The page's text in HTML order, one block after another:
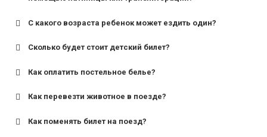
С какого возраста ребенок может ездить один?
для поездов дальнего следования — от 10 лет и
для пригородных поездов — от 7 лет.
Сколько будет стоит детский билет?
Как оплатить постельное белье?
Как перевезти животное в поезде?
Как поменять билет на поезд?